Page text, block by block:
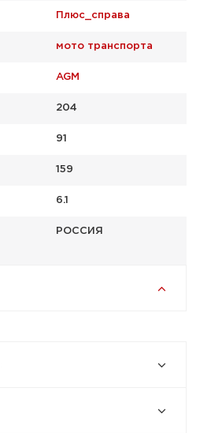
Плюс_справа
мото транспорта
AGM
204
91
159
6.1
РОССИЯ